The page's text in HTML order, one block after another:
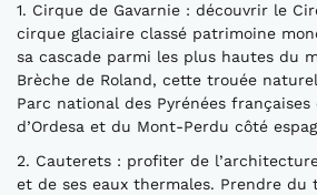
1. Cirque de Gavarnie : découvrir le
cirque glaciaire classé patrimoine
sa cascade parmi les plus hautes du
Brèche de Roland, cette trouée
Parc national des Pyrénées
d’Ordesa et du Mont-Perdu côté
2. Cauterets : profiter de
et de ses eaux thermales. Prendre du